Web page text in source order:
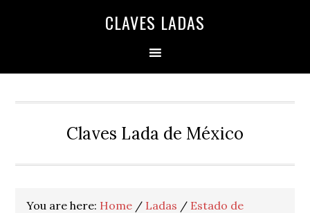
CLAVES LADAS
Claves Lada de México
You are here: Home / Ladas / Estado de